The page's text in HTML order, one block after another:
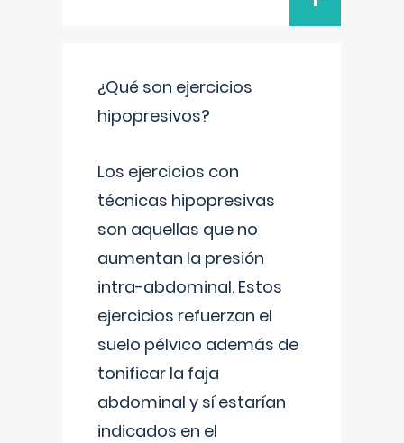
¿Qué son ejercicios
hipopresivos?
Los ejercicios con
técnicas hipopresivas
son aquellas que no
aumentan la presión
intra-abdominal. Estos
ejercicios refuerzan el
suelo pélvico además de
tonificar la faja
abdominal y sí estarían
indicados en el